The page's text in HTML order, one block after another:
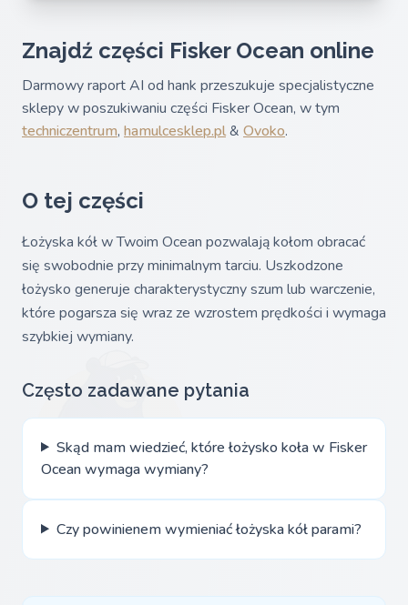
Znajdź części Fisker Ocean online
Darmowy raport AI od hank przeszukuje specjalistyczne
sklepy w poszukiwaniu części Fisker Ocean, w tym
techniczentrum, hamulcesklep.pl& Ovoko.
O tej części
Łożyska kół w Twoim Ocean pozwalają kołom obracać
się swobodnie przy minimalnym tarciu. Uszkodzone
łożysko generuje charakterystyczny szum lub warczenie,
które pogarsza się wraz ze wzrostem prędkości i wymaga
szybkiej wymiany.
Często zadawane pytania
Skąd mam wiedzieć, które łożysko koła w Fisker
Ocean wymaga wymiany?
Czy powinienem wymieniać łożyska kół parami?